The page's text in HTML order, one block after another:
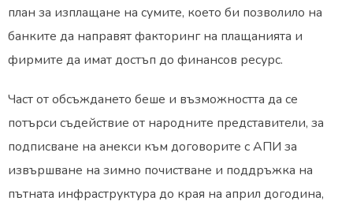
план за изплащане на сумите, което би позволило на
банките да направят факторинг на плащанията и
фирмите да имат достъп до финансов ресурс.
Част от обсъждането беше и възможността да се
потърси съдействие от народните представители, за
подписване на анекси към договорите с АПИ за
извършване на зимно почистване и поддръжка на
пътната инфраструктура до края на април догодина,